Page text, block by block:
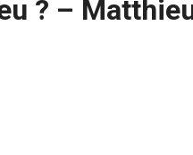
? –